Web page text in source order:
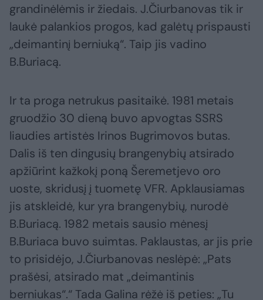
grandinėlėmis ir žiedais. J.Čiurbanovas tik ir
laukė palankios progos, kad galėtų prispausti
„deimantinį berniuką“. Taip jis vadino
B.Buriacą.
Ir ta proga netrukus pasitaikė. 1981 metais
gruodžio 30 dieną buvo apvogtas SSRS
liaudies artistės Irinos Bugrimovos butas.
Dalis iš ten dingusių brangenybių atsirado
apžiūrint kažkokį poną Šeremetjevo oro
uoste, skridusį į tuometę VFR. Apklausiamas
jis atskleidė, kur yra brangenybių, nurodė
B.Buriacą. 1982 metais sausio mėnesį
B.Buriaca buvo suimtas. Paklaustas, ar jis prie
to prisidėjo, J.Čiurbanovas neslėpė: „Pats
prašėsi, atsirado mat „deimantinis
berniukas“.“ Tada Galina rėžė iš peties: „Tu